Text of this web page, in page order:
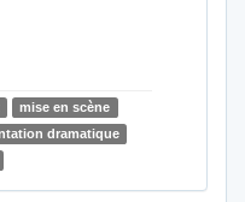
mise en scène
dramatique